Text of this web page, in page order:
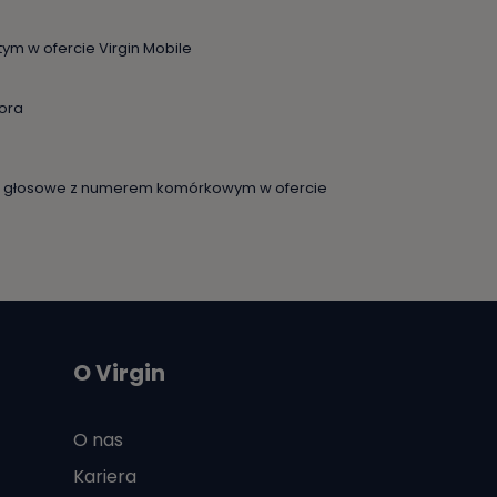
w ofercie Virgin Mobile
głosowe z numerem komórkowym w ofercie
O Virgin
O nas
Kariera